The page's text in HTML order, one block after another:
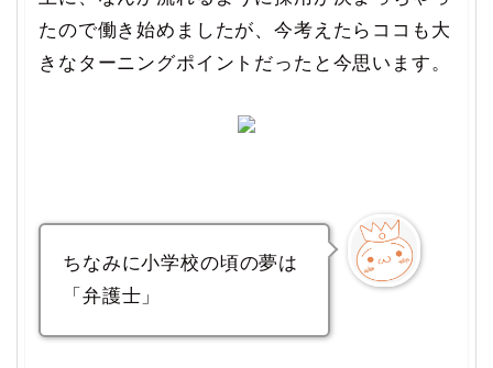
たので働き始めましたが、今考えたらココも大
きなターニングポイントだったと今思います。
ちなみに小学校の頃の夢は
「弁護士」